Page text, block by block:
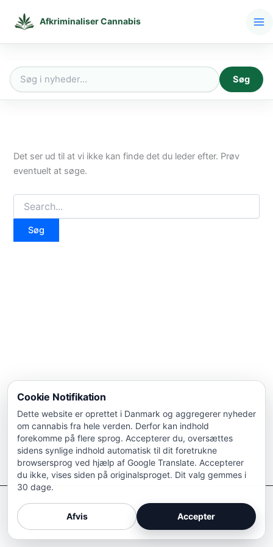
Afkriminaliser Cannabis
Søg
Søg
Det ser ud til at vi ikke kan finde det du leder efter. Prøv
eventuelt at søge.
Søg
efter:
Afkriminaliser Cannabis
Cookie Notifikation
Dette website er oprettet i Danmark og aggregerer nyheder
om cannabis fra hele verden. Derfor kan indhold
forekomme på flere sprog. Accepterer du, oversættes
sidens synlige indhold automatisk til dit foretrukne
browsersprog ved hjælp af Google Translate. Accepterer
du ikke, vises siden på originalsproget. Dit valg gemmes i
30 dage.
Afvis Accepter